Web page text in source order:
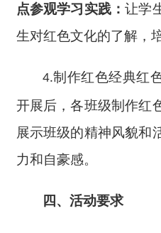
点参观学习实践 ：让学
生对红色文化的了解，
4.制作红色经典红
开展后，各班级制作红
展示班级的精神风貌和
力和自豪感。
四 、 活动要求